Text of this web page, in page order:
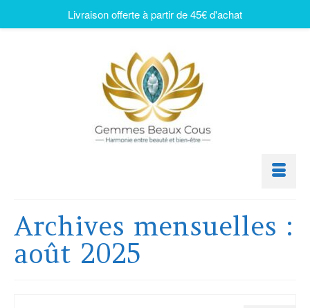
Archives mensuelles :
août 2025
Livraison offerte à partir de 45€ d'achat